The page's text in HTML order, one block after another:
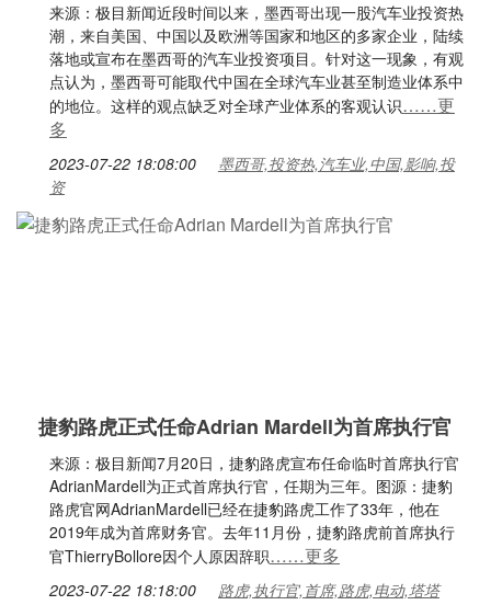
来源：极目新闻近段时间以来，墨西哥出现一股汽车业投资热
潮，来自美国、中国以及欧洲等国家和地区的多家企业，陆续
落地或宣布在墨西哥的汽车业投资项目。针对这一现象，有观
点认为，墨西哥可能取代中国在全球汽车业甚至制造业体系中
的地位。这样的观点缺乏对全球产业体系的客观认识……更
多
2023-07-22 18:08:00
墨西哥,投资热,汽车业,中国,影响,投
资
捷豹路虎正式任命Adrian Mardell为首席执行官
来源：极目新闻7月20日，捷豹路虎宣布任命临时首席执行官
AdrianMardell为正式首席执行官，任期为三年。图源：捷豹
路虎官网AdrianMardell已经在捷豹路虎工作了33年，他在
2019年成为首席财务官。去年11月份，捷豹路虎前首席执行
官ThierryBollore因个人原因辞职……更多
2023-07-22 18:18:00 路虎,执行官,首席,路虎,电动,塔塔